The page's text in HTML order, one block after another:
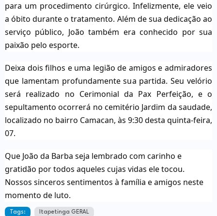
para um procedimento cirúrgico. Infelizmente, ele veio
a óbito durante o tratamento. Além de sua dedicação ao
serviço público, João também era conhecido por sua
paixão pelo esporte.
Deixa dois filhos e uma legião de amigos e admiradores
que lamentam profundamente sua partida. Seu velório
será realizado no Cerimonial da Pax Perfeição, e o
sepultamento ocorrerá no cemitério Jardim da saudade,
localizado no bairro Camacan, às 9:30 desta quinta-feira,
07.
Que João da Barba seja lembrado com carinho e
gratidão por todos aqueles cujas vidas ele tocou.
Nossos sinceros sentimentos à família e amigos neste
momento de luto.
Tags: Itapetinga GERAL